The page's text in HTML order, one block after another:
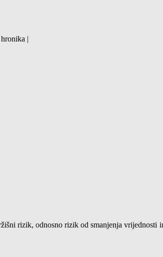
|
rizik, odnosno rizik od smanjenja